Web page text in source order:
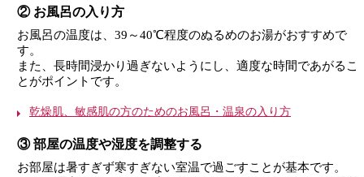
② お風呂の入り方
お風呂の温度は、39～40℃程度のぬるめのお湯がおすすめで
す。
また、長時間浸かり過ぎないようにし、適度な時間であがるこ
とがポイントです。
乾燥肌、敏感肌の方のためのお風呂・温泉の入り方
③ 部屋の温度や湿度を調整する
お部屋は暑すぎず寒すぎない室温で過ごすことが基本です。